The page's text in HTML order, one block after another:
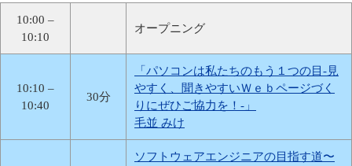
10:00 –
10:10
オープニング
10:10 –
10:40
30分
「パソコンは私たちのもう１つの目-見
やすく、聞きやすいＷｅｂページづく
りにぜひご協力を！-」
毛並 みけ
ソフトウェアエンジニアの目指す道〜